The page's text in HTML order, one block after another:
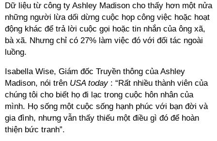
Dữ liệu từ công ty Ashley Madison cho thấy hơn một nửa
những người lừa dối dừng cuộc họp công việc hoặc hoạt
động khác để trả lời cuộc gọi hoặc tin nhắn của ông xã,
bà xã. Nhưng chỉ có 27% làm việc đó với đối tác ngoài
luồng.
Isabella Wise, Giám đốc Truyền thông của Ashley
Madison, nói trên USA today: “Rất nhiều thành viên của
chúng tôi cho biết họ đi lạc trong cuộc hôn nhân của
mình. Họ sống một cuộc sống hạnh phúc với bạn đời và
gia đình, nhưng vẫn thấy thiếu một điều gì đó để hoàn
thiện bức tranh”.